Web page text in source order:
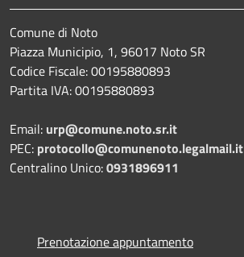
Comune di Noto
Piazza Municipio, 1, 96017 Noto SR
Codice Fiscale: 00195880893
Partita IVA: 00195880893
Email: urp@comune.noto.sr.it
PEC: protocollo@comunenoto.legalmail.it
Centralino Unico:0931896911
Prenotazione appuntamento